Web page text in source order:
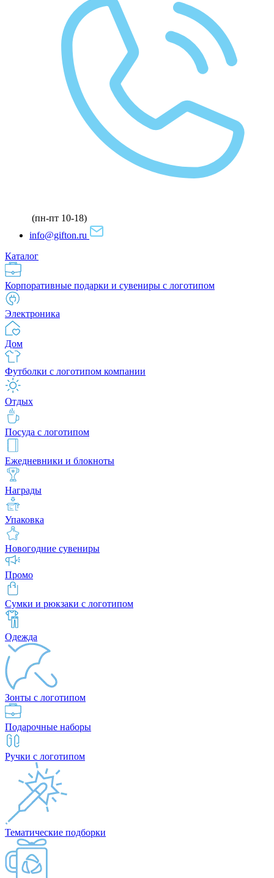
(пн-пт 10-18)
info@gifton.ru
Каталог
Корпоративные подарки и сувениры с логотипом
Электроника
Дом
Футболки с логотипом компании
Отдых
Посуда с логотипом
Ежедневники и блокноты
Награды
Упаковка
Новогодние сувениры
Промо
Сумки и рюкзаки с логотипом
Одежда
Зонты с логотипом
Подарочные наборы
Ручки с логотипом
Тематические подборки